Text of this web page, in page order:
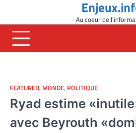
content
Au coeur de
FEATURED, MONDE, POLITIQUE
Ryad estime
avec Beyrouth